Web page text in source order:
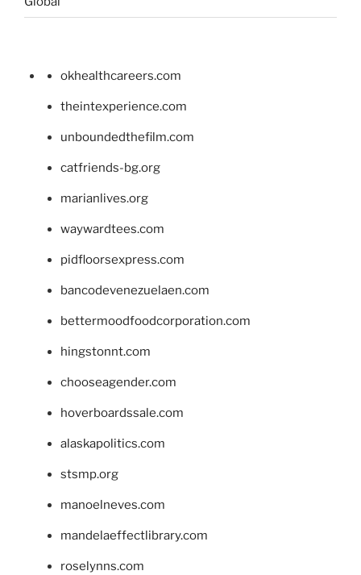
okhealthcareers.com
theintexperience.com
unboundedthefilm.com
catfriends-bg.org
marianlives.org
waywardtees.com
pidfloorsexpress.com
bancodevenezuelaen.com
bettermoodfoodcorporation.com
hingstonnt.com
chooseagender.com
hoverboardssale.com
alaskapolitics.com
stsmp.org
manoelneves.com
mandelaeffectlibrary.com
roselynns.com